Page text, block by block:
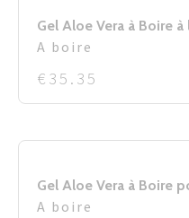
Gel Aloe Vera à Boire à
A boire
€ 35.35
Gel Aloe Vera à Boire
A boire